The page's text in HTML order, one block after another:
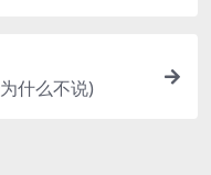
什么不说)